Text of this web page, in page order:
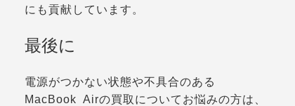
にも貢献しています。
最後に
電源がつかない状態や不具合のある
MacBook Airの買取についてお悩みの方は、